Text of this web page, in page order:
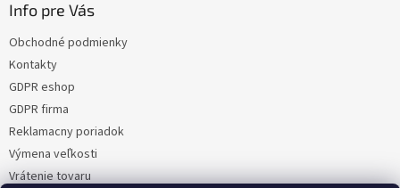
Info pre Vás
Obchodné podmienky
Kontakty
GDPR eshop
GDPR firma
Reklamacny poriadok
Výmena veľkosti
Vrátenie tovaru